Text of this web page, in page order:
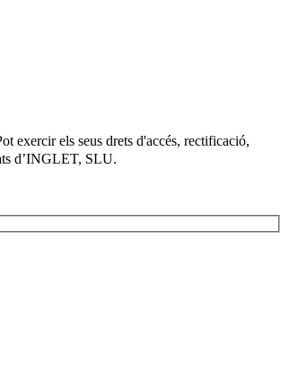
exercir els seus drets d'accés, rectificació,
d’INGLET, SLU.